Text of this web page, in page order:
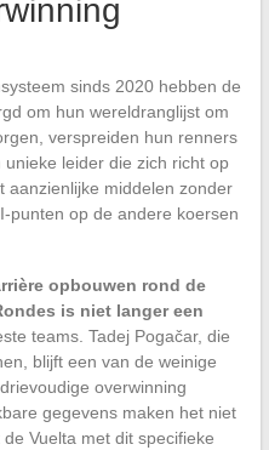
sinds 2020 hebben de
om hun wereldranglijst om
verspreiden hun renners
leider die zich richt op
aanzienlijke middelen zonder
punten op de andere koersen
opbouwen rond de
is niet langer een
teams. Tadej Pogačar, die
blijft een van de weinige
overwinning
gegevens maken het niet
Vuelta met dit specifieke